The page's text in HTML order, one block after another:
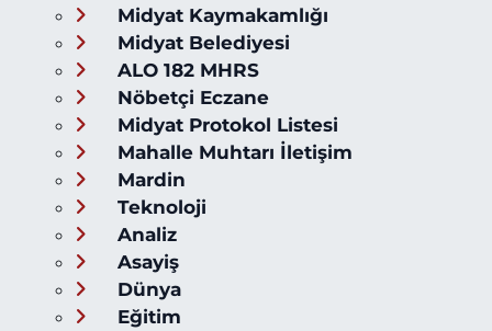
Midyat Kaymakamlığı
Midyat Belediyesi
ALO 182 MHRS
Nöbetçi Eczane
Midyat Protokol Listesi
Mahalle Muhtarı İletişim
Mardin
Teknoloji
Analiz
Asayiş
Dünya
Eğitim